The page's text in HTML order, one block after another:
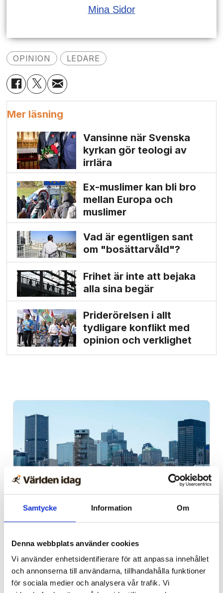
Samtycke Information Om
Denna webbplats använder cookies
Vi använder enhetsidentifierare för att anpassa innehållet
och annonserna till användarna, tillhandahålla funktioner
för sociala medier och analysera vår trafik. Vi
Mina Sidor
OPINION LEDARE
Mer läsning
Vansinne när Svenska
kyrkan gör teologi av
irrlära
Ex-muslimer kan bli bro
mellan Europa och
muslimer
Vad är egentligen sant
om "bosättarvåld"?
Frihet är inte att bejaka
alla sina begär
Priderörelsen i allt
tydligare konflikt med
opinion och verklighet
Kanada
Judisk restaurang som
startades av Förintelse­
överlevare förstörd i